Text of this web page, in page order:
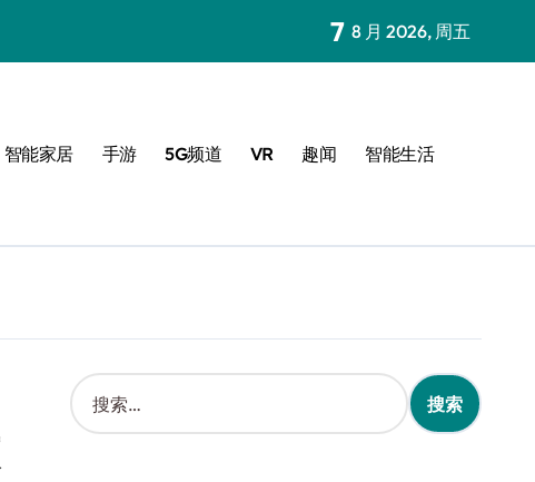
7 8 月 2026, 周五
智能家居 手游 5G频道 VR 趣闻 智能生活
搜
索
：